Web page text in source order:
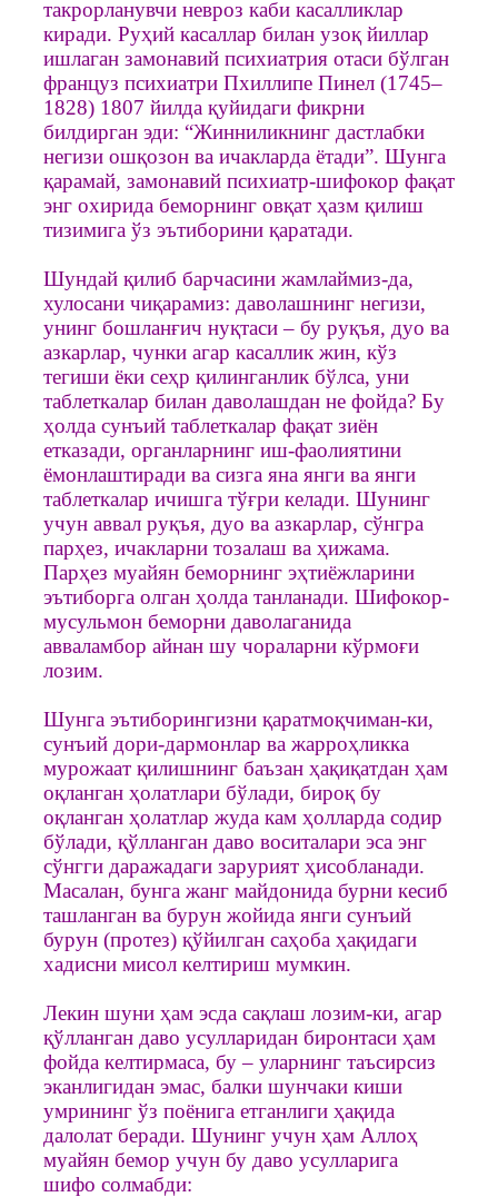
такрорланувчи невроз каби касалликлар
киради. Руҳий касаллар билан узоқ йиллар
ишлаган замонавий психиатрия отаси бўлган
француз психиатри Пхиллипе Пинел (1745–
1828) 1807 йилда қуйидаги фикрни
билдирган эди: “Жинниликнинг дастлабки
негизи ошқозон ва ичакларда ётади”. Шунга
қарамай, замонавий психиатр-шифокор фақат
энг охирида беморнинг овқат ҳазм қилиш
тизимига ўз эътиборини қаратади.
Шундай қилиб барчасини жамлаймиз-да,
хулосани чиқарамиз: даволашнинг негизи,
унинг бошланғич нуқтаси – бу руқъя, дуо ва
азкарлар, чунки агар касаллик жин, кўз
тегиши ёки сеҳр қилинганлик бўлса, уни
таблеткалар билан даволашдан не фойда? Бу
ҳолда сунъий таблеткалар фақат зиён
етказади, органларнинг иш-фаолиятини
ёмонлаштиради ва сизга яна янги ва янги
таблеткалар ичишга тўғри келади. Шунинг
учун аввал руқъя, дуо ва азкарлар, сўнгра
парҳез, ичакларни тозалаш ва ҳижама.
Парҳез муайян беморнинг эҳтиёжларини
эътиборга олган ҳолда танланади. Шифокор-
мусульмон беморни даволаганида
авваламбор айнан шу чораларни кўрмоғи
лозим.
Шунга эътиборингизни қаратмоқчиман-ки,
сунъий дори-дармонлар ва жарроҳликка
мурожаат қилишнинг баъзан ҳақиқатдан ҳам
оқланган ҳолатлари бўлади, бироқ бу
оқланган ҳолатлар жуда кам ҳолларда содир
бўлади, қўлланган даво воситалари эса энг
сўнгги даражадаги зарурият ҳисобланади.
Масалан, бунга жанг майдонида бурни кесиб
ташланган ва бурун жойида янги сунъий
бурун (протез) қўйилган саҳоба ҳақидаги
хадисни мисол келтириш мумкин.
Лекин шуни ҳам эсда сақлаш лозим-ки, агар
қўлланган даво усулларидан биронтаси ҳам
фойда келтирмаса, бу – уларнинг таъсирсиз
эканлигидан эмас, балки шунчаки киши
умрининг ўз поёнига етганлиги ҳақида
далолат беради. Шунинг учун ҳам Аллоҳ
муайян бемор учун бу даво усулларига
шифо солмабди: